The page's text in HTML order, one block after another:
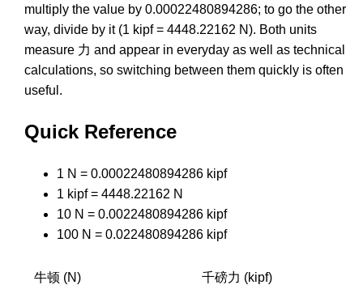
multiply the value by 0.00022480894286; to go the other
way, divide by it (1 kipf = 4448.22162 N). Both units
measure 力 and appear in everyday as well as technical
calculations, so switching between them quickly is often
useful.
Quick Reference
1 N = 0.00022480894286 kipf
1 kipf = 4448.22162 N
10 N = 0.0022480894286 kipf
100 N = 0.022480894286 kipf
牛顿 (N) 千磅力 (kipf)